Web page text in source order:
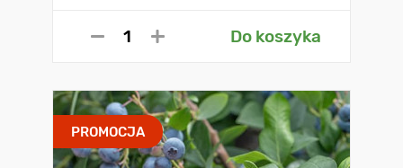
Do koszyka
PROMOCJA